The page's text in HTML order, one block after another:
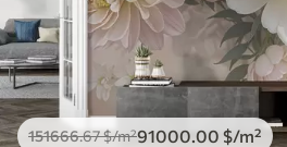
151666.67$/m²91000 .00 $/m²